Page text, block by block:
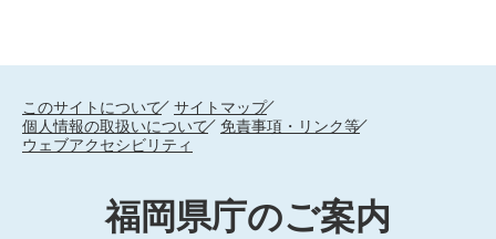
このサイトについて
サイトマップ
個人情報の取扱いについて
免責事項・リンク等
ウェブアクセシビリティ
福岡県庁のご案内